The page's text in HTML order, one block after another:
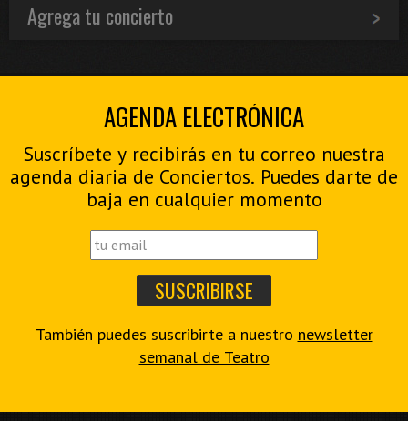
Agrega tu concierto
AGENDA ELECTRÓNICA
Suscríbete y recibirás en tu correo nuestra
agenda diaria de Conciertos. Puedes darte de
baja en cualquier momento
También puedes suscribirte a nuestro newsletter
semanal de Teatro